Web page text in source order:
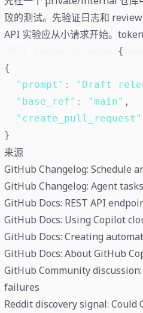
败的测试。先验证日志和 review
API 实验应从小请求开始。
{
{
"prompt" :
"Draft
"base_ref" : "main" ,
"create_pull_request"
}
来源
GitHub Changelog: Schedule
GitHub Changelog: Agent
GitHub Docs: REST API
GitHub Docs: Using Copilot
GitHub Docs: Creating
GitHub Docs: About GitHub
GitHub Community
failures
Reddit discovery signal: